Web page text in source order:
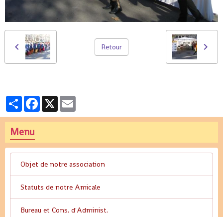
Retour
PartagerFacebook
X
Menu
Objet de notre association
Statuts de notre Amicale
Bureau et Cons. d'Administ.